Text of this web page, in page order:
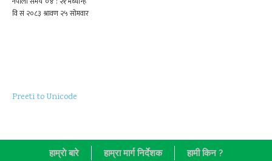
Preeti to Unicode
हाम्राे बारे हाम्रा मार्ग निर्देशक हामी किन ?